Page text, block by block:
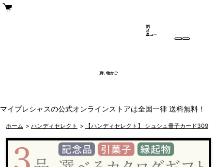
買い物かご
メ
ニュー
閉
じ
る
マイプレシャスの公式オンラインストアは全国一律 送料無料！
ホーム > ハンディセレクト > 【ハンディセレクト】 シュシュ冊子カード309